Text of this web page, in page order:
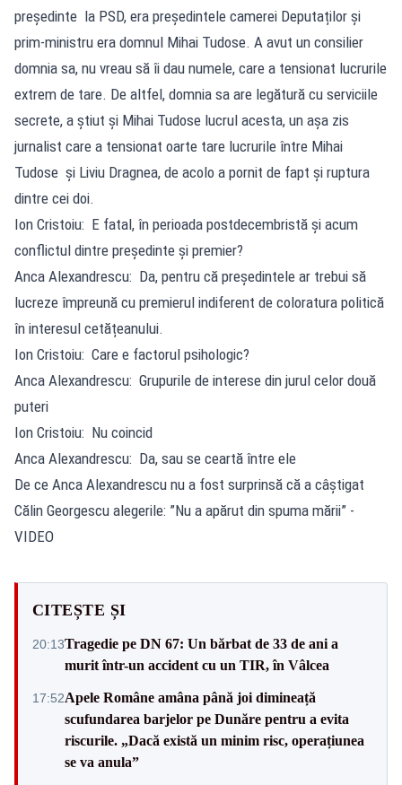
președinte la PSD, era președintele camerei Deputaților și
prim-ministru era domnul Mihai Tudose. A avut un consilier
domnia sa, nu vreau să îi dau numele, care a tensionat lucrurile
extrem de tare. De altfel, domnia sa are legătură cu serviciile
secrete, a știut și Mihai Tudose lucrul acesta, un așa zis
jurnalist care a tensionat oarte tare lucrurile între Mihai
Tudose și Liviu Dragnea, de acolo a pornit de fapt și ruptura
dintre cei doi.
Ion Cristoiu: E fatal, în perioada postdecembristă și acum
conflictul dintre președinte și premier?
Anca Alexandrescu: Da, pentru că președintele ar trebui să
lucreze împreună cu premierul indiferent de coloratura politică
în interesul cetățeanului.
Ion Cristoiu: Care e factorul psihologic?
Anca Alexandrescu: Grupurile de interese din jurul celor două
puteri
Ion Cristoiu: Nu coincid
Anca Alexandrescu: Da, sau se ceartă între ele
De ce Anca Alexandrescu nu a fost surprinsă că a câștigat
Călin Georgescu alegerile: ”Nu a apărut din spuma mării” -
VIDEO
CITEȘTE ȘI
20:13Tragedie pe DN 67: Un bărbat de 33 de ani a
murit într-un accident cu un TIR, în Vâlcea
17:52Apele Române amâna până joi dimineață
scufundarea barjelor pe Dunăre pentru a evita
riscurile. „Dacă există un minim risc, operațiunea
se va anula”